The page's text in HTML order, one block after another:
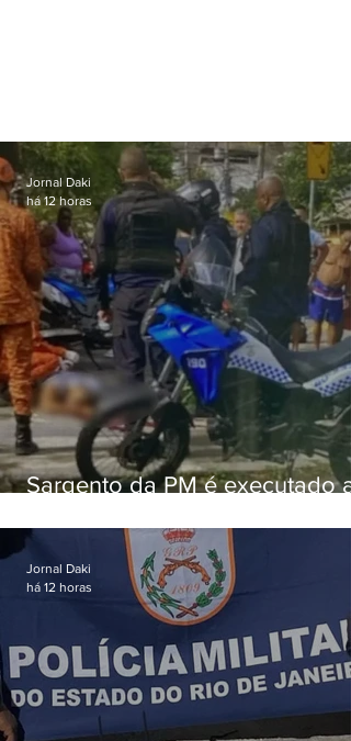
Sargento da PM é executado a
em Vaz Lobo
Jornal Daki
há 12 horas
Jornal Daki
há 12 horas